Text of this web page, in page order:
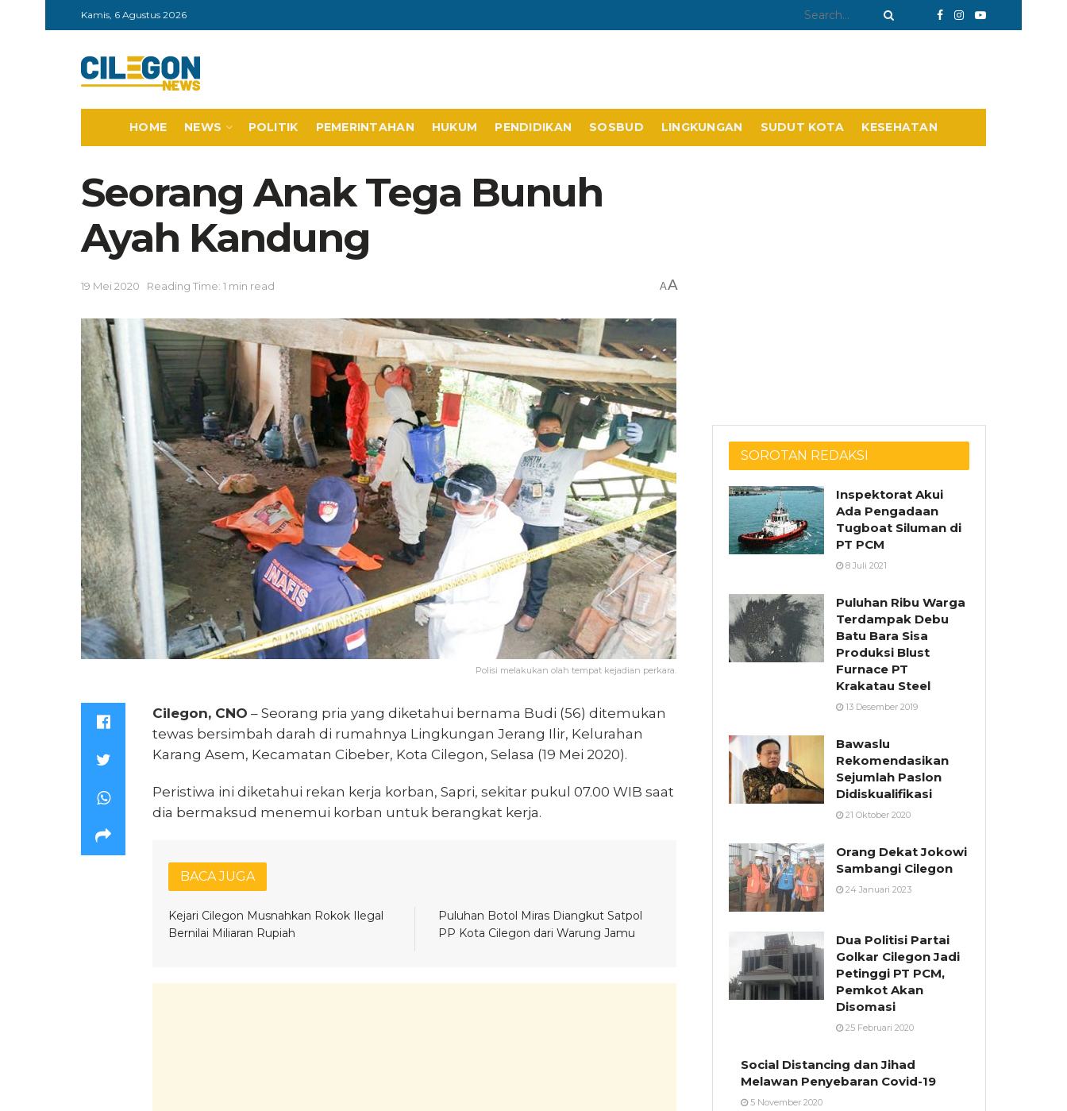
Kamis, 6 Agustus 2026
HOME NEWS POLITIK PEMERINTAHAN HUKUM PENDIDIKAN SOSBUD LINGKUNGAN SUDUT KOTA KESEHATAN
Seorang Anak Tega Bunuh
Ayah Kandung
19 Mei 2020 Reading Time: 1 min read AA
Polisi melakukan olah tempat kejadian perkara.
Cilegon, CNO – Seorang pria yang diketahui bernama Budi (56) ditemukan
tewas bersimbah darah di rumahnya Lingkungan Jerang Ilir, Kelurahan
Karang Asem, Kecamatan Cibeber, Kota Cilegon, Selasa (19 Mei 2020).
Peristiwa ini diketahui rekan kerja korban, Sapri, sekitar pukul 07.00 WIB saat
dia bermaksud menemui korban untuk berangkat kerja.
BACA JUGA
Kejari Cilegon Musnahkan Rokok Ilegal
Bernilai Miliaran Rupiah
Puluhan Botol Miras Diangkut Satpol
PP Kota Cilegon dari Warung Jamu
SOROTAN REDAKSI
Inspektorat Akui
Ada Pengadaan
Tugboat Siluman di
PT PCM
8 Juli 2021
Puluhan Ribu Warga
Terdampak Debu
Batu Bara Sisa
Produksi Blust
Furnace PT
Krakatau Steel
13 Desember 2019
Bawaslu
Rekomendasikan
Sejumlah Paslon
Didiskualifikasi
21 Oktober 2020
Orang Dekat Jokowi
Sambangi Cilegon
24 Januari 2023
Dua Politisi Partai
Golkar Cilegon Jadi
Petinggi PT PCM,
Pemkot Akan
Disomasi
25 Februari 2020
Social Distancing dan Jihad
Melawan Penyebaran Covid-19
5 November 2020